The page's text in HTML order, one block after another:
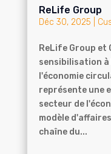
ReLife Group
Déc 30, 2025
ReLife Group et
sensibilisation à
l'économie
représente une
secteur de
modèle
chaîne du...